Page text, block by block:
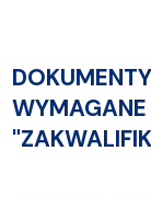
WYMAGANE